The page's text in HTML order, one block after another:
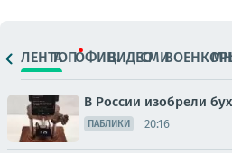
ЛЕНТАТОПОФИЦ.ВИДЕОСМИ
В России изобрели
ПАБЛИКИ 20:16